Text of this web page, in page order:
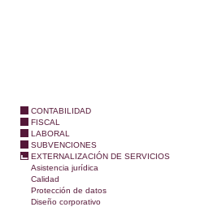
CONTABILIDAD
FISCAL
LABORAL
SUBVENCIONES
EXTERNALIZACIÓN DE SERVICIOS
Asistencia jurídica
Calidad
Protección de datos
Diseño corporativo